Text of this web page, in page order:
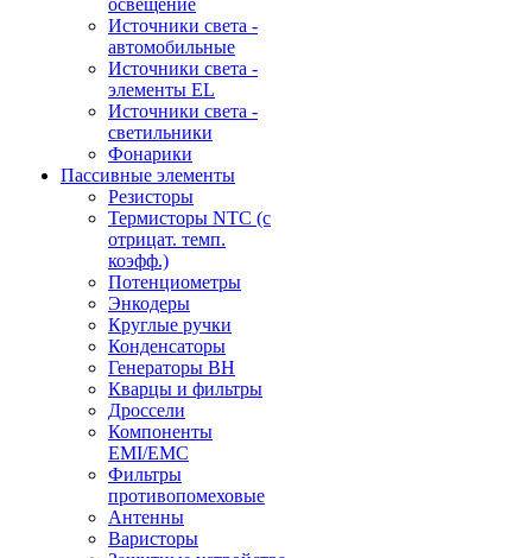
освещение
Источники света -
автомобильные
Источники света -
элементы EL
Источники света -
светильники
Фонарики
Пассивные элементы
Резисторы
Термисторы NTC (с
отрицат. темп.
коэфф.)
Потенциометры
Энкодеры
Круглые ручки
Конденсаторы
Генераторы ВН
Кварцы и фильтры
Дроссели
Компоненты
EMI/EMC
Фильтры
противопомеховые
Антенны
Варисторы